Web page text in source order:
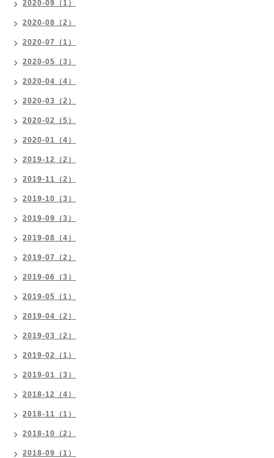
2020-09（1）
2020-08（2）
2020-07（1）
2020-05（3）
2020-04（4）
2020-03（2）
2020-02（5）
2020-01（4）
2019-12（2）
2019-11（2）
2019-10（3）
2019-09（3）
2019-08（4）
2019-07（2）
2019-06（3）
2019-05（1）
2019-04（2）
2019-03（2）
2019-02（1）
2019-01（3）
2018-12（4）
2018-11（1）
2018-10（2）
2018-09（1）